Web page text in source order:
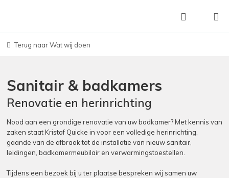
Terug naar Wat wij doen
Sanitair & badkamers
Renovatie en herinrichting
Nood aan een grondige renovatie van uw badkamer? Met kennis van
zaken staat Kristof Quicke in voor een volledige herinrichting,
gaande van de afbraak tot de installatie van nieuw sanitair,
leidingen, badkamermeubilair en verwarmingstoestellen.
Tijdens een bezoek bij u ter plaatse bespreken wij samen uw